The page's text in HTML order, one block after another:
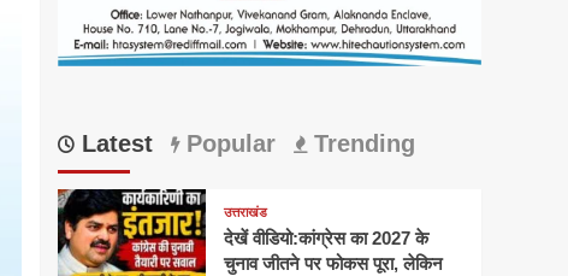
Latest Popular Trending
उत्तराखंड
देखें वीडियो:कांग्रेस का 2027 के
चुनाव जीतने पर फोकस पूरा, लेकिन